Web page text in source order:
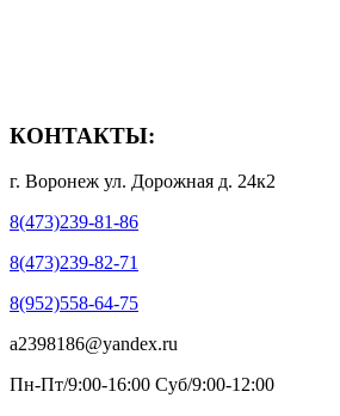
КОНТАКТЫ:
г. Воронеж ул. Дорожная д. 24к2
8(473)239-81-86
8(473)239-82-71
8(952)558-64-75
a2398186@yandex.ru
Пн-Пт/9:00-16:00 Суб/9:00-12:00